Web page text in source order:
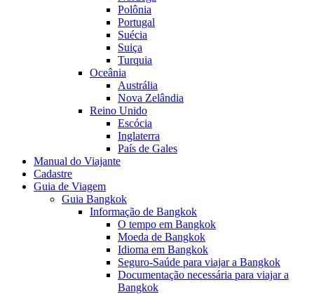
Polônia
Portugal
Suécia
Suiça
Turquia
Oceânia
Austrália
Nova Zelândia
Reino Unido
Escócia
Inglaterra
País de Gales
Manual do Viajante
Cadastre
Guia de Viagem
Guia Bangkok
Informação de Bangkok
O tempo em Bangkok
Moeda de Bangkok
Idioma em Bangkok
Seguro-Saúde para viajar a Bangkok
Documentação necessária para viajar a
Bangkok